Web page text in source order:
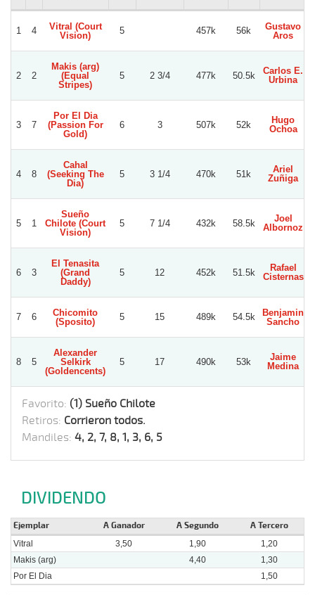
1 4
Vitral (Court
Vision)
5 457k 56k
Gustavo
Aros
2 2
Makis (arg)
(Equal
Stripes)
5 2 3/4 477k 50.5k
Carlos E.
Urbina
3 7
Por El Dia
(Passion For
Gold)
6 3 507k 52k
Hugo
Ochoa
4 8
Cahal
(Seeking The
Dia)
5 3 1/4 470k 51k
Ariel
Zuñiga
5 1
Sueño
Chilote (Court
Vision)
5 7 1/4 432k 58.5k
Joel
Albornoz
6 3
El Tenasita
(Grand
Daddy)
5 12 452k 51.5k
Rafael
Cisternas
7 6
Chicomito
(Sposito)
5 15 489k 54.5k
Benjamin
Sancho
8 5
Alexander
Selkirk
(Goldencents)
5 17 490k 53k
Jaime
Medina
Favorito: (1) Sueño Chilote
Retiros: Corrieron todos.
Mandiles: 4, 2, 7, 8, 1, 3, 6, 5
DIVIDENDO
Ejemplar A Ganador A Segundo A Tercero
Vitral 3,50 1,90
1,20
Makis (arg)
4,40
1,30
Por El Dia
1,50